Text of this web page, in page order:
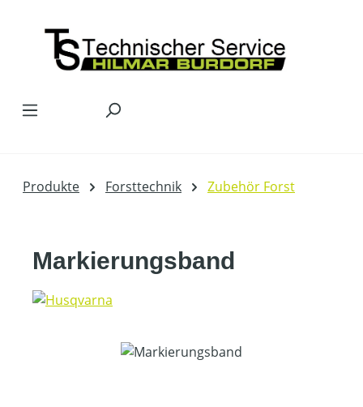
Produkte Forsttechnik Zubehör Forst
Markierungsband
Bildergalerie überspringen